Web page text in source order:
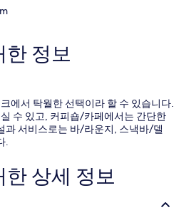
한 정보
에서 탁월한 선택이라 할 수 있습니다.
수 있고, 커피숍/카페에서는 간단한
과 서비스로는 바/라운지, 스낵바/델
.
상세 정보